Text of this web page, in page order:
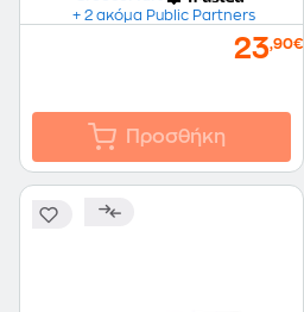
+ 2 ακόμα Public Partners
23,90€
Προσθήκη